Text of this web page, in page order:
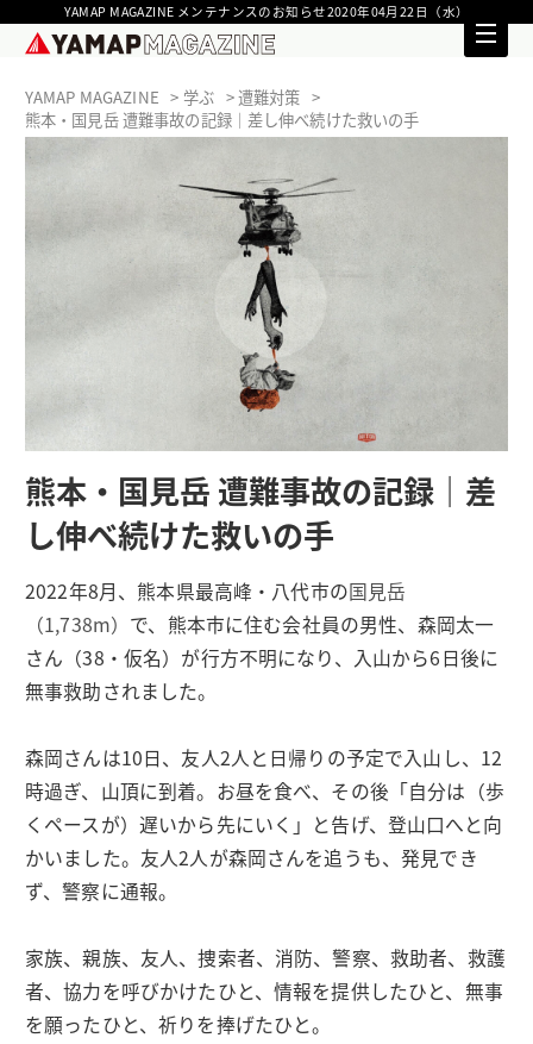
YAMAP MAGAZINE メンテナンスのお知らせ2020年04月22日（水）
YAMAP MAGAZINE 学ぶ
遭難対策
熊本・国見岳 遭難事故の記録｜差し伸べ続けた救いの手
熊本・国見岳 遭難事故の記録｜差
し伸べ続けた救いの手
2022年8月、熊本県最高峰・八代市の国見岳
（1,738m） で、熊本市に住む会社員の男性、森岡太一
さん（38・仮名）が行方不明になり、入山から6日後に
無事救助されました。
森岡さんは10日、友人2人と日帰りの予定で入山し、12
時過ぎ、山頂に到着。お昼を食べ、その後「自分は（歩
くペースが）遅いから先にいく」と告げ、登山口へと向
かいました。友人2人が森岡さんを追うも、発見でき
ず、警察に通報。
家族、親族、友人、捜索者、消防、警察、救助者、救護
者、協力を呼びかけたひと、情報を提供したひと、無事
を願ったひと、祈りを捧げたひと。